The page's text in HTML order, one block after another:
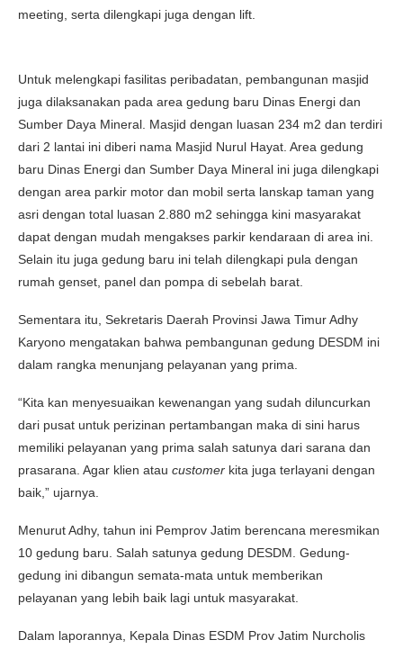
meeting, serta dilengkapi juga dengan lift.
Untuk melengkapi fasilitas peribadatan, pembangunan masjid
juga dilaksanakan pada area gedung baru Dinas Energi dan
Sumber Daya Mineral. Masjid dengan luasan 234 m2 dan terdiri
dari 2 lantai ini diberi nama Masjid Nurul Hayat. Area gedung
baru Dinas Energi dan Sumber Daya Mineral ini juga dilengkapi
dengan area parkir motor dan mobil serta lanskap taman yang
asri dengan total luasan 2.880 m2 sehingga kini masyarakat
dapat dengan mudah mengakses parkir kendaraan di area ini.
Selain itu juga gedung baru ini telah dilengkapi pula dengan
rumah genset, panel dan pompa di sebelah barat.
Sementara itu, Sekretaris Daerah Provinsi Jawa Timur Adhy
Karyono mengatakan bahwa pembangunan gedung DESDM ini
dalam rangka menunjang pelayanan yang prima.
“Kita kan menyesuaikan kewenangan yang sudah diluncurkan
dari pusat untuk perizinan pertambangan maka di sini harus
memiliki pelayanan yang prima salah satunya dari sarana dan
prasarana. Agar klien atau customer kita juga terlayani dengan
baik,” ujarnya.
Menurut Adhy, tahun ini Pemprov Jatim berencana meresmikan
10 gedung baru. Salah satunya gedung DESDM. Gedung-
gedung ini dibangun semata-mata untuk memberikan
pelayanan yang lebih baik lagi untuk masyarakat.
Dalam laporannya, Kepala Dinas ESDM Prov Jatim Nurcholis